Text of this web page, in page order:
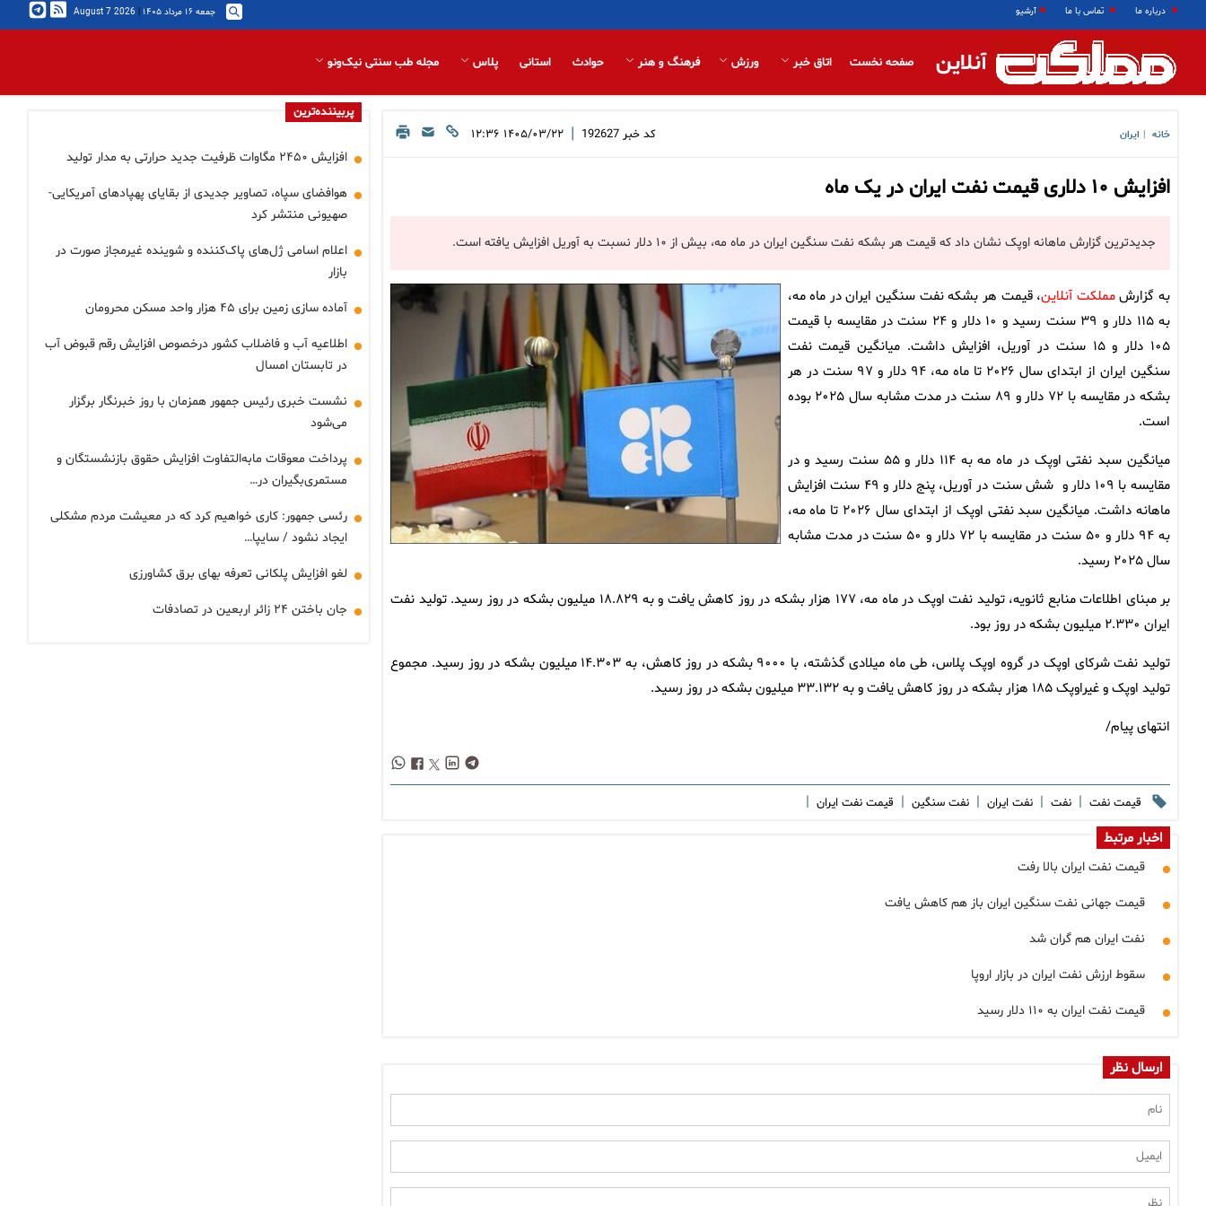
درباره ما تماس با ما آرشیو جمعه ۱۶ مرداد ۱۴۰۵ |
2026 August 7
آنلاین صفحه نخست اتاق خبر ورزش فرهنگ و هنر حوادث استانی پلاس مجله طب سنتی نیک‌ونو
خانه ایران کد خبر 192627
| ۱۴۰۵/۰۳/۲۲ ۱۲:۳۶
افزایش ۱۰ دلاری قیمت نفت ایران در یک ماه
جدیدترین گزارش ماهانه اوپک نشان داد که قیمت هر بشکه نفت سنگین ایران در ماه مه، بیش از ۱۰ دلار نسبت به آوریل افزایش یافته است.
به گزارشمملکت آنلاین، قیمت هر بشکه نفت سنگین ایران در ماه مه،
به ۱۱۵ دلار و ۳۹ سنت رسید و ۱۰ دلار و ۲۴ سنت در مقایسه با قیمت
۱۰۵ دلار و ۱۵ سنت در آوریل، افزایش داشت. میانگین قیمت نفت
سنگین ایران از ابتدای سال ۲۰۲۶ تا ماه مه، ۹۴ دلار و ۹۷ سنت در هر
بشکه در مقایسه با ۷۲ دلار و ۸۹ سنت در مدت مشابه سال ۲۰۲۵ بوده
است.
میانگین سبد نفتی اوپک در ماه مه به ۱۱۴ دلار و ۵۵ سنت رسید و در
مقایسه با ۱۰۹ دلار و شش سنت در آوریل، پنج دلار و ۴۹ سنت افزایش
ماهانه داشت. میانگین سبد نفتی اوپک از ابتدای سال ۲۰۲۶ تا ماه مه،
به ۹۴ دلار و ۵۰ سنت در مقایسه با ۷۲ دلار و ۵۰ سنت در مدت مشابه
سال ۲۰۲۵ رسید.
بر مبنای اطلاعات منابع ثانویه، تولید نفت اوپک در ماه مه، ۱۷۷ هزار بشکه در روز کاهش یافت و به ۱۸.۸۲۹ میلیون بشکه در روز رسید. تولید نفت
ایران ۲.۳۳۰ میلیون بشکه در روز بود.
تولید نفت شرکای اوپک در گروه اوپک پلاس، طی ماه میلادی گذشته، با ۹۰۰۰ بشکه در روز کاهش، به ۱۴.۳۰۳ میلیون بشکه در روز رسید. مجموع
تولید اوپک و غیراوپک ۱۸۵ هزار بشکه در روز کاهش یافت و به ۳۳.۱۳۲ میلیون بشکه در روز رسید.
انتهای پیام/
قیمت نفت | نفت | نفت ایران | نفت سنگین | قیمت نفت ایران |
اخبار مرتبط
قیمت نفت ایران بالا رفت
قیمت جهانی نفت سنگین ایران باز هم کاهش یافت
نفت ایران هم گران شد
سقوط ارزش نفت ایران در بازار اروپا
قیمت نفت ایران به ۱۱۰ دلار رسید
ارسال نظر
پربیننده‌ترین
افزایش ۲۴۵۰ مگاوات ظرفیت جدید حرارتی به مدار تولید
هوافضای سپاه، تصاویر جدیدی از بقایای پهپادهای آمریکایی-
صهیونی منتشر کرد
اعلام اسامی ژل‌های پاک‌کننده و شوینده غیرمجاز صورت در
بازار
آماده سازی زمین برای ۴۵ هزار واحد مسکن محرومان
اطلاعیه آب و فاضلاب کشور درخصوص افزایش رقم قبوض آب
در تابستان امسال
نشست خبری رئیس جمهور همزمان با روز خبرنگار برگزار
می‌شود
پرداخت معوقات مابه‌التفاوت افزایش حقوق بازنشستگان و
مستمری‌بگیران در…
رئسی جمهور: کاری خواهیم کرد که در معیشت مردم مشکلی
ایجاد نشود / سایپا…
لغو افزایش پلکانی تعرفه بهای برق کشاورزی
جان باختن ۲۴ زائر اربعین در تصادفات